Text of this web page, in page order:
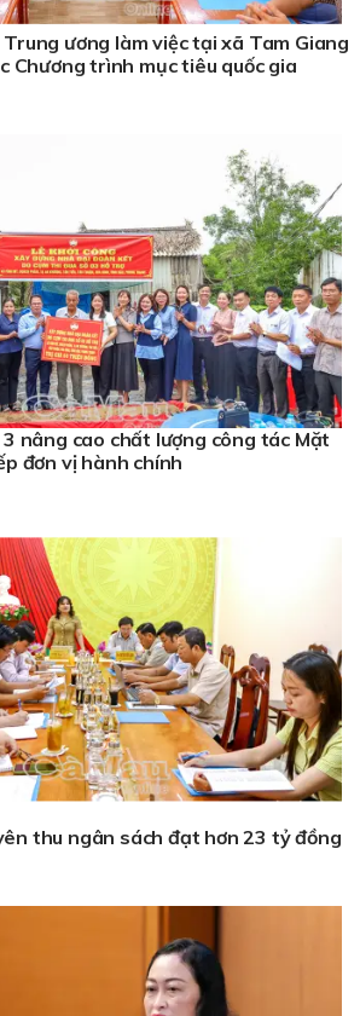
ương làm việc tại xã Tam Giang
Chương trình mục tiêu quốc gia
nâng cao chất lượng công tác Mặt
đơn vị hành chính
thu ngân sách đạt hơn 23 tỷ đồng